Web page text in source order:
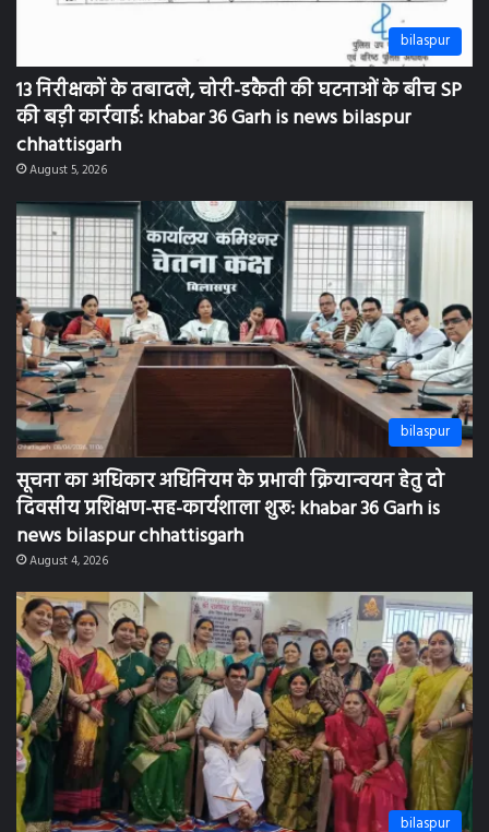
bilaspur
13 निरीक्षकों के तबादले, चोरी-डकैती की घटनाओं के बीच SP
की बड़ी कार्रवाई: khabar 36 Garh is news bilaspur
chhattisgarh
August 5, 2026
bilaspur
सूचना का अधिकार अधिनियम के प्रभावी क्रियान्वयन हेतु दो
दिवसीय प्रशिक्षण-सह-कार्यशाला शुरू: khabar 36 Garh is
news bilaspur chhattisgarh
August 4, 2026
bilaspur